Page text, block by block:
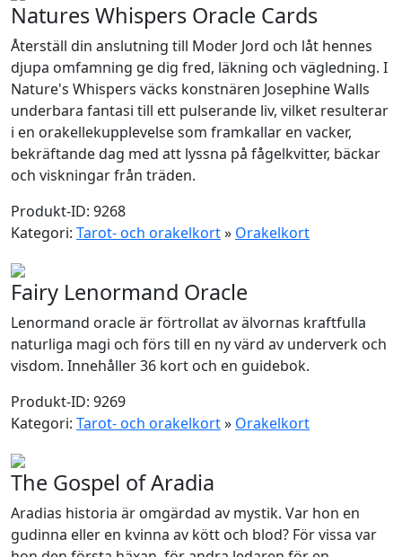
Natures Whispers Oracle Cards
Återställ din anslutning till Moder Jord och låt hennes
djupa omfamning ge dig fred, läkning och vägledning. I
Nature's Whispers väcks konstnären Josephine Walls
underbara fantasi till ett pulserande liv, vilket resulterar
i en orakellekupplevelse som framkallar en vacker,
bekräftande dag med att lyssna på fågelkvitter, bäckar
och viskningar från träden.
Produkt-ID: 9268
Kategori: Tarot- och orakelkort» Orakelkort
Fairy Lenormand Oracle
Lenormand oracle är förtrollat av älvornas kraftfulla
naturliga magi och förs till en ny värd av underverk och
visdom. Innehåller 36 kort och en guidebok.
Produkt-ID: 9269
Kategori: Tarot- och orakelkort» Orakelkort
The Gospel of Aradia
Aradias historia är omgärdad av mystik. Var hon en
gudinna eller en kvinna av kött och blod? För vissa var